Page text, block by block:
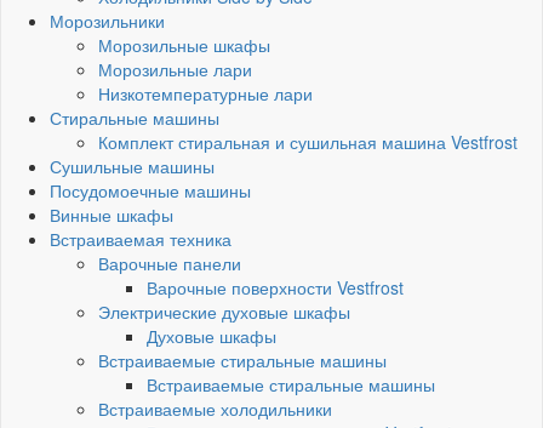
Морозильники
Морозильные шкафы
Морозильные лари
Низкотемпературные лари
Стиральные машины
Комплект стиральная и сушильная машина Vestfrost
Сушильные машины
Посудомоечные машины
Винные шкафы
Встраиваемая техника
Варочные панели
Варочные поверхности Vestfrost
Электрические духовые шкафы
Духовые шкафы
Встраиваемые стиральные машины
Встраиваемые стиральные машины
Встраиваемые холодильники